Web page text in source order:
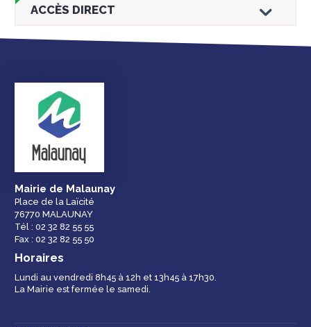
ACCÈS DIRECT
Droits et
démarches
Espace famille
Mairie de Malaunay
Place de la Laïcité
76770 MALAUNAY
Tél : 02 32 82 55 55
Fax : 02 32 82 55 50
Horaires
Lundi au vendredi 8h45 à 12h et 13h45 à 17h30.
La Mairie est fermée le samedi.